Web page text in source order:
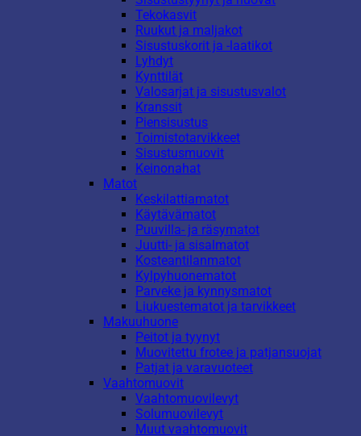
Tekokasvit
Ruukut ja maljakot
Sisustuskorit ja -laatikot
Lyhdyt
Kynttilät
Valosarjat ja sisustusvalot
Kranssit
Piensisustus
Toimistotarvikkeet
Sisustusmuovit
Keinonahat
Matot
Keskilattiamatot
Käytävämatot
Puuvilla- ja räsymatot
Juutti- ja sisalmatot
Kosteantilanmatot
Kylpyhuonematot
Parveke ja kynnysmatot
Liukuestematot ja tarvikkeet
Makuuhuone
Peitot ja tyynyt
Muovitettu frotee ja patjansuojat
Patjat ja varavuoteet
Vaahtomuovit
Vaahtomuovilevyt
Solumuovilevyt
Muut vaahtomuovit